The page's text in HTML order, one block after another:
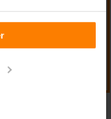
et une